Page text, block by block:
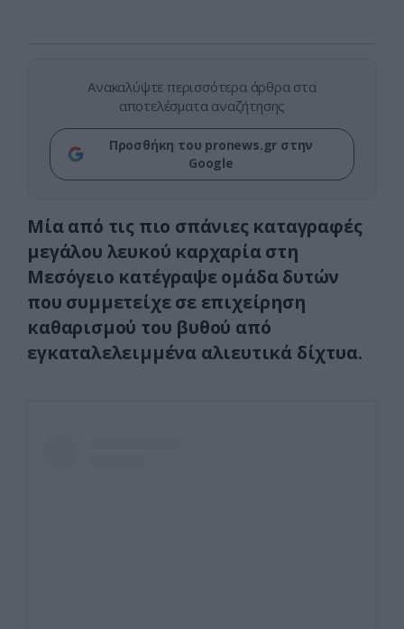
Ανακαλύψτε περισσότερα άρθρα στα
αποτελέσματα αναζήτησης
Προσθήκη του pronews.gr στην
Google
Μία από τις πιο σπάνιες καταγραφές
μεγάλου λευκού καρχαρία στη
Μεσόγειο κατέγραψε ομάδα δυτών
που συμμετείχε σε επιχείρηση
καθαρισμού του βυθού από
εγκαταλελειμμένα αλιευτικά δίχτυα.